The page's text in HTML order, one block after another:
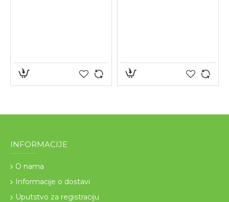
INFORMACIJE
O nama
Informacije o dostavi
Uputstvo za registraciju